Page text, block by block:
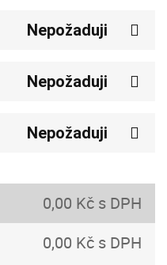
Nepožaduji
Nepožaduji
Nepožaduji
0,00 Kč s DPH
0,00 Kč s DPH